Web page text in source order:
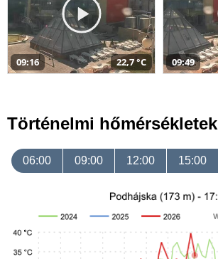
09:16 22,7 °C 09:49
Történelmi hőmérsékletek
06:00 09:00 12:00 15:00